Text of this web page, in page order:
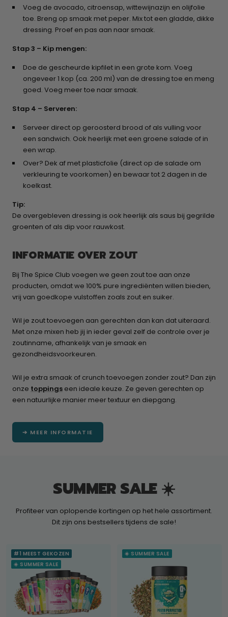
Voeg de avocado, citroensap, wittewijnazijn en olijfolie
toe. Breng op smaak met peper. Mix tot een gladde, dikke
dressing. Proef en pas aan naar smaak.
Stap 3 – Kip mengen:
Doe de gescheurde kipfilet in een grote kom. Voeg
ongeveer 1 kop (ca. 200 ml) van de dressing toe en meng
goed. Voeg meer toe naar smaak.
Stap 4 – Serveren:
Serveer direct op geroosterd brood of als vulling voor
een sandwich. Ook heerlijk met een groene salade of in
een wrap.
Over? Dek af met plasticfolie (direct op de salade om
verkleuring te voorkomen) en bewaar tot 2 dagen in de
koelkast.
Tip:
De overgebleven dressing is ook heerlijk als saus bij gegrilde
groenten of als dip voor rauwkost.
INFORMATIE OVER ZOUT
Bij The Spice Club voegen we geen zout toe aan onze
producten, omdat we 100% pure ingrediënten willen bieden,
vrij van goedkope vulstoffen zoals zout en suiker.
Wil je zout toevoegen aan gerechten dan kan dat uiteraard.
Met onze mixen heb jij in ieder geval zelf de controle over je
zoutinname, afhankelijk van je smaak en
gezondheidsvoorkeuren.
Wil je extra smaak of crunch toevoegen zonder zout? Dan zijn
onze toppings een ideale keuze. Ze geven gerechten op
een natuurlijke manier meer textuur en diepgang.
➔ MEER INFORMATIE
SUMMER SALE ☀️
Profiteer van oplopende kortingen op het hele assortiment.
Dit zijn ons bestsellers tijdens de sale!
#1 MEEST GEKOZEN
☀️ SUMMER SALE
☀️ SUMMER SALE